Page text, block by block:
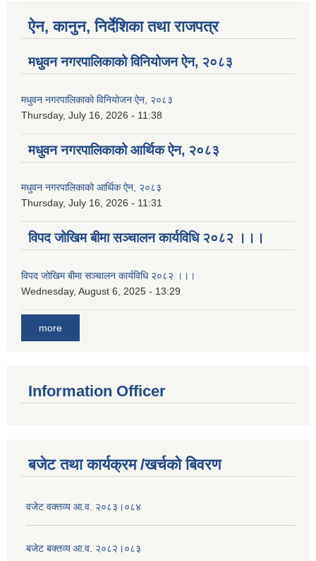
ऐन, कानुन, निर्देशिका तथा राजपत्र
मधुवन नगरपालिकाको विनियोजन ऐन, २०८३
मधुवन नगरपालिकाको विनियोजन ऐन, २०८३
Thursday, July 16, 2026 - 11:38
मधुवन नगरपालिकाको आर्थिक ऐन, २०८३
मधुवन नगरपालिकाको आर्थिक ऐन, २०८३
Thursday, July 16, 2026 - 11:31
विपद जोखिम बीमा सञ्चालन कार्यविधि २०८२ ।।।
विपद जोखिम बीमा सञ्चालन कार्यविधि २०८२ ।।।
Wednesday, August 6, 2025 - 13:29
more
Information Officer
बजेट तथा कार्यक्रम /खर्चको बिवरण
वजेट वक्तव्य आ.व. २०८३।०८४
बजेट बक्तव्य आ.व. २०८२।०८३